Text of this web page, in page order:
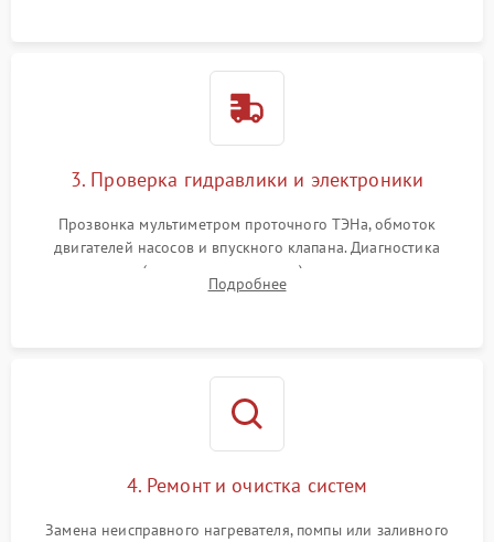
3. Проверка гидравлики и электроники
Прозвонка мультиметром проточного ТЭНа, обмоток
двигателей насосов и впускного клапана. Диагностика
прессостата (датчика уровня воды), датчика мутности,
концевика дверцы и электронного модуля управления.
Подробнее
4. Ремонт и очистка систем
Замена неисправного нагревателя, помпы или заливного